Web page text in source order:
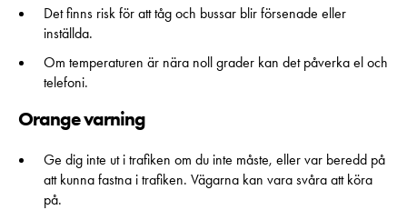
Det finns risk för att tåg och bussar blir försenade eller
inställda.
Om temperaturen är nära noll grader kan det påverka el och
telefoni.
Orange varning
Ge dig inte ut i trafiken om du inte måste, eller var beredd på
att kunna fastna i trafiken. Vägarna kan vara svåra att köra
på.